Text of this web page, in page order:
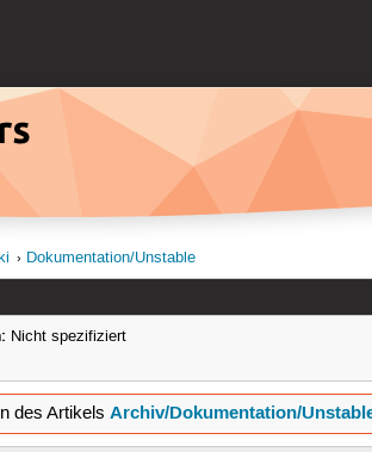
Dokumentation/Unstable
Nicht spezifiziert
des Artikels Archiv/Dokumentation/